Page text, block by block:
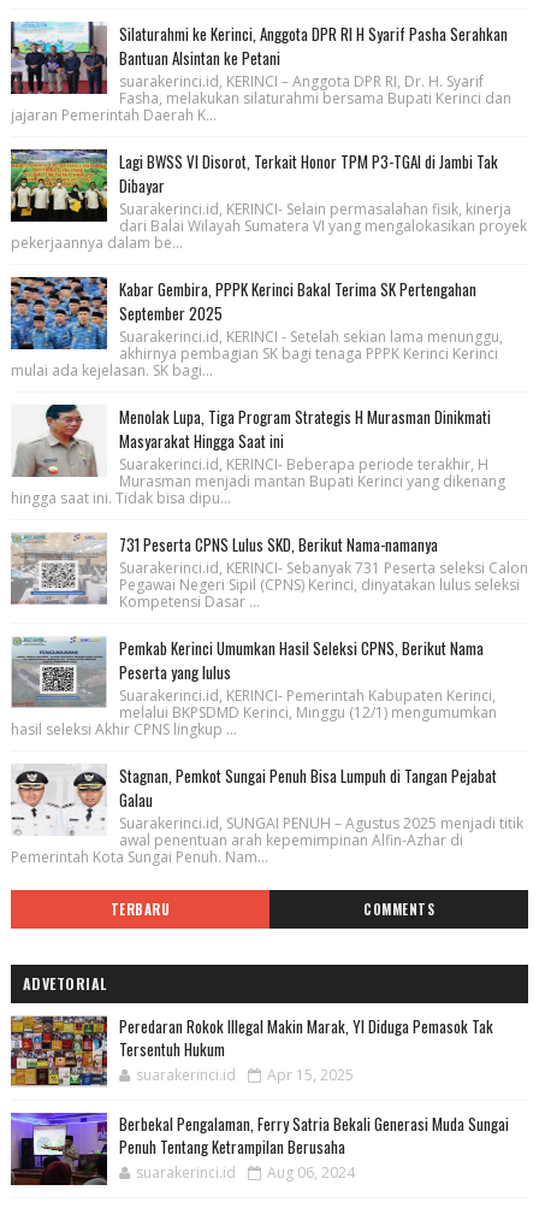
Silaturahmi ke Kerinci, Anggota DPR RI H Syarif Pasha Serahkan
Bantuan Alsintan ke Petani
suarakerinci.id, KERINCI – Anggota DPR RI, Dr. H. Syarif
Fasha, melakukan silaturahmi bersama Bupati Kerinci dan
jajaran Pemerintah Daerah K...
Lagi BWSS VI Disorot, Terkait Honor TPM P3-TGAI di Jambi Tak
Dibayar
Suarakerinci.id, KERINCI- Selain permasalahan fisik, kinerja
dari Balai Wilayah Sumatera VI yang mengalokasikan proyek
pekerjaannya dalam be...
Kabar Gembira, PPPK Kerinci Bakal Terima SK Pertengahan
September 2025
Suarakerinci.id, KERINCI - Setelah sekian lama menunggu,
akhirnya pembagian SK bagi tenaga PPPK Kerinci Kerinci
mulai ada kejelasan. SK bagi...
Menolak Lupa, Tiga Program Strategis H Murasman Dinikmati
Masyarakat Hingga Saat ini
Suarakerinci.id, KERINCI- Beberapa periode terakhir, H
Murasman menjadi mantan Bupati Kerinci yang dikenang
hingga saat ini. Tidak bisa dipu...
731 Peserta CPNS Lulus SKD, Berikut Nama-namanya
Suarakerinci.id, KERINCI- Sebanyak 731 Peserta seleksi Calon
Pegawai Negeri Sipil (CPNS) Kerinci, dinyatakan lulus seleksi
Kompetensi Dasar ...
Pemkab Kerinci Umumkan Hasil Seleksi CPNS, Berikut Nama
Peserta yang lulus
Suarakerinci.id, KERINCI- Pemerintah Kabupaten Kerinci,
melalui BKPSDMD Kerinci, Minggu (12/1) mengumumkan
hasil seleksi Akhir CPNS lingkup ...
Stagnan, Pemkot Sungai Penuh Bisa Lumpuh di Tangan Pejabat
Galau
Suarakerinci.id, SUNGAI PENUH – Agustus 2025 menjadi titik
awal penentuan arah kepemimpinan Alfin-Azhar di
Pemerintah Kota Sungai Penuh. Nam...
TERBARU COMMENTS
ADVETORIAL
Peredaran Rokok Illegal Makin Marak, YI Diduga Pemasok Tak
Tersentuh Hukum
suarakerinci.id Apr 15, 2025
Berbekal Pengalaman, Ferry Satria Bekali Generasi Muda Sungai
Penuh Tentang Ketrampilan Berusaha
suarakerinci.id Aug 06, 2024